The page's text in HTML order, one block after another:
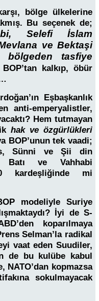
bölge ülkelerine
Bu seçenek de;
Selefi İslam
ve Bektaşi
bölgeden tasfiye
kalkıp, öbür
Eşbaşkanlık
anti-emperyalistler,
Hem tutmayan
hak ve özgürlükleri
BOP’unun tek vaadi;
Sünni ve Şii din
Batı ve Vahhabi
kardeşliğinde mi
modeliyle Suriye
İyi de S-
koparılmaya
Selman’la radikal
vaat eden Suudiler,
de bu kulübe kabul
NATO’dan kopmazsa
sokulmayacak